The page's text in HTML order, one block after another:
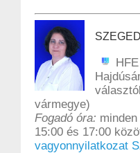
HFE
vármegye)
Fogadó óra:
15:00 és 17:00
vagyonnyilatkozat